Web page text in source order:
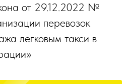
от 29.12.2022 №
перевозок
легковым такси в